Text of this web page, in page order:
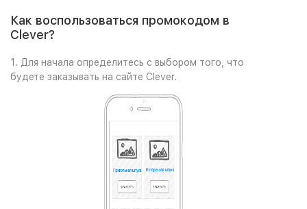
Как воспользоваться промокодом в
Clever?
1. Для начала определитесь с выбором того, что
будете заказывать на сайте Clever.